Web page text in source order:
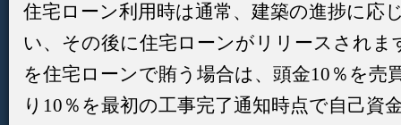
住宅ローン利用時は通常、建築の進捗に応
い、その後に住宅ローンがリリースされま
を住宅ローンで賄う場合は、頭金10％を売
り10％を最初の工事完了通知時点で自己資